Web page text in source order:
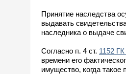
Принятие наследства
выдавать
наследника о выдаче
Согласно п. 4 ст. 1152
времени его
имущество, когда такое